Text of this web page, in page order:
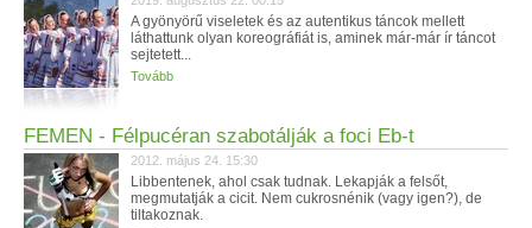
A gyönyörű viseletek és az autentikus táncok mellett
láthattunk olyan koreográfiát is, aminek már-már ír táncot
sejtetett...
Tovább
FEMEN - Félpucéran szabotálják a foci Eb-t
2012. május 24. 15:30
Libbentenek, ahol csak tudnak. Lekapják a felsőt,
megmutatják a cicit. Nem cukrosnénik (vagy igen?), de
tiltakoznak.